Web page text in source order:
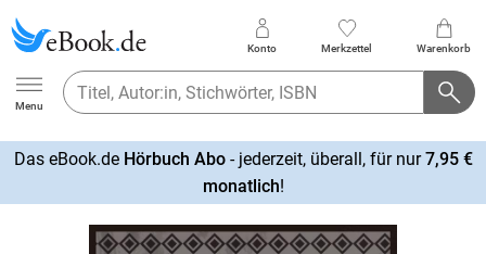
Ebook.de
Menu
Konto Merkzettel Warenkorb
Das eBook.de Hörbuch Abo- jederzeit, überall, für nur7,95 €
monatlich!